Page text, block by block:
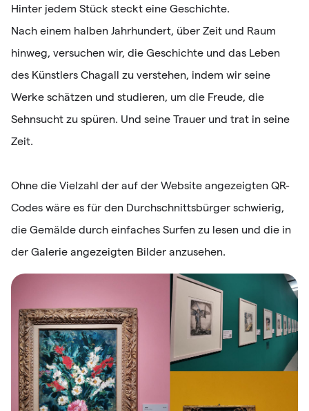
Hinter jedem Stück steckt eine Geschichte.
Nach einem halben Jahrhundert, über Zeit und Raum
hinweg, versuchen wir, die Geschichte und das Leben
des Künstlers Chagall zu verstehen, indem wir seine
Werke schätzen und studieren, um die Freude, die
Sehnsucht zu spüren. Und seine Trauer und trat in seine
Zeit.
Ohne die Vielzahl der auf der Website angezeigten QR-
Codes wäre es für den Durchschnittsbürger schwierig,
die Gemälde durch einfaches Surfen zu lesen und die in
der Galerie angezeigten Bilder anzusehen.